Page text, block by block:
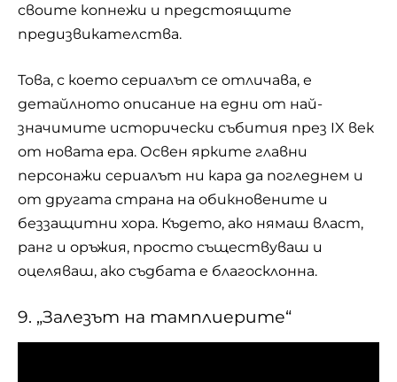
своите копнежи и предстоящите
предизвикателства.
Това, с което сериалът се отличава, е
детайлното описание на едни от най-
значимите исторически събития през IX век
от новата ера. Освен ярките главни
персонажи сериалът ни кара да погледнем и
от другата страна на обикновените и
беззащитни хора. Където, ако нямаш власт,
ранг и оръжия, просто съществуваш и
оцеляваш, ако съдбата е благосклонна.
9. „Залезът на тамплиерите“